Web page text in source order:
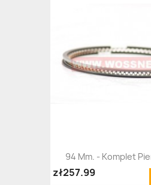
94 Mm. - Komplet
zł257.99